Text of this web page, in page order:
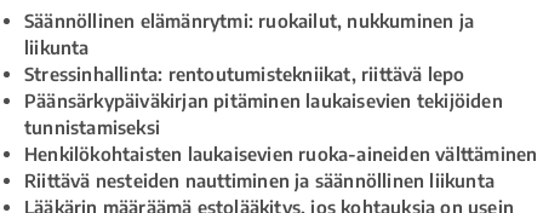
Säännöllinen elämänrytmi: ruokailut, nukkuminen ja
liikunta
Stressinhallinta: rentoutumistekniikat, riittävä lepo
Päänsärkypäiväkirjan pitäminen laukaisevien tekijöiden
tunnistamiseksi
Henkilökohtaisten laukaisevien ruoka-aineiden välttäminen
Riittävä nesteiden nauttiminen ja säännöllinen liikunta
Lääkärin määräämä estolääkitys, jos kohtauksia on usein